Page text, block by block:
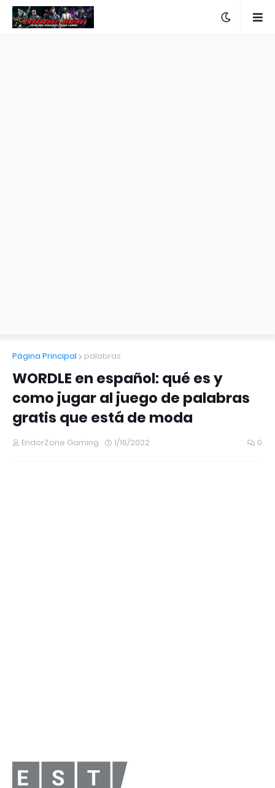
Página Principal palabras
WORDLE en español: qué es y
como jugar al juego de palabras
gratis que está de moda
EndorZone Gaming 1/16/2022 0